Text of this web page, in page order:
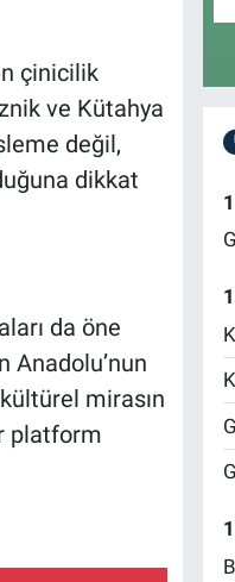
çinicilik
ve Kütahya
değil,
dikkat
da öne
Anadolu’nun
mirasın
platform